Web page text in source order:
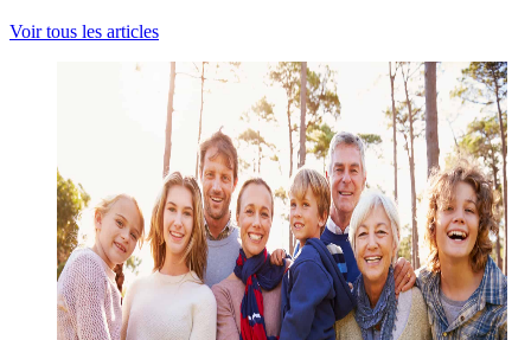
Voir tous les articles